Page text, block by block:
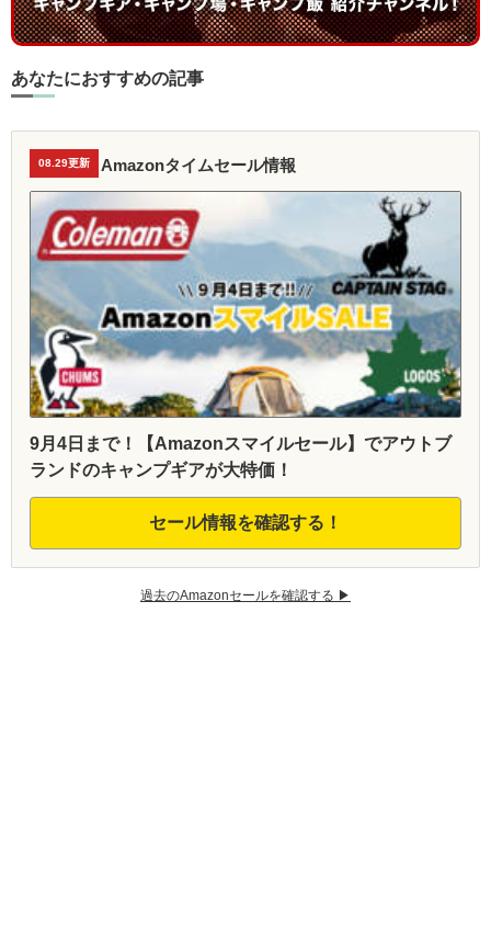
あなたにおすすめの記事
08.29更新 Amazonタイムセール情報
9月4日まで！【Amazonスマイルセール】でアウトブ
ランドのキャンプギアが大特価！
セール情報を確認する！
過去のAmazonセールを確認する ▶︎